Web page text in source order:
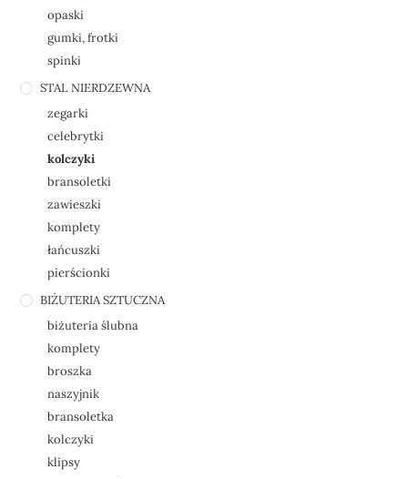
opaski
gumki, frotki
spinki
STAL NIERDZEWNA
zegarki
celebrytki
kolczyki
bransoletki
zawieszki
komplety
łańcuszki
pierścionki
BIŻUTERIA SZTUCZNA
biżuteria ślubna
komplety
broszka
naszyjnik
bransoletka
kolczyki
klipsy